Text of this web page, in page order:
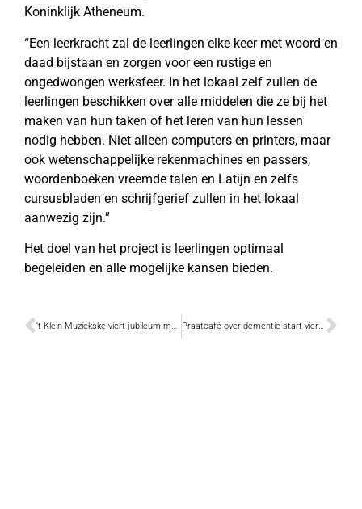
Koninklijk Atheneum.
“Een leerkracht zal de leerlingen elke keer met woord en
daad bijstaan en zorgen voor een rustige en
ongedwongen werksfeer. In het lokaal zelf zullen de
leerlingen beschikken over alle middelen die ze bij het
maken van hun taken of het leren van hun lessen
nodig hebben. Niet alleen computers en printers, maar
ook wetenschappelijke rekenmachines en passers,
woordenboeken vreemde talen en Latijn en zelfs
cursusbladen en schrijfgerief zullen in het lokaal
aanwezig zijn.”
Het doel van het project is leerlingen optimaal
begeleiden en alle mogelijke kansen bieden.
’t Klein Muziekske viert jubileum met boottocht Praatcafé over dementie start vierde werkjaar